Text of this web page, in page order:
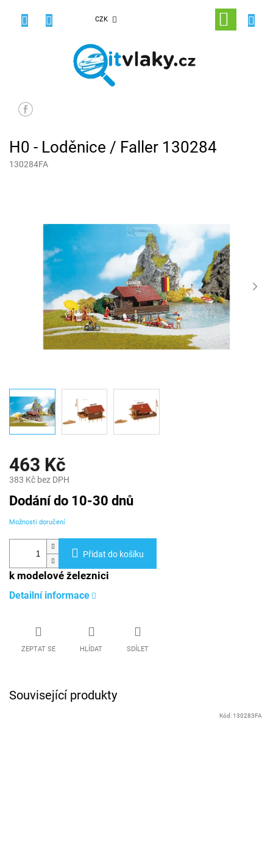
CZK
NÁKUPNÍ
KOŠÍK
H0 - Loděnice / Faller 130284
130284FA
463 Kč
383 Kč bez DPH
Měrná
cena:
Dodání do 10-30 dnů
Možnosti doručení
Přidat do košíku
k modelové železnici
Detailní informace
ZEPTAT SE HLÍDAT SDÍLET
Související produkty
Kód: 130283FA